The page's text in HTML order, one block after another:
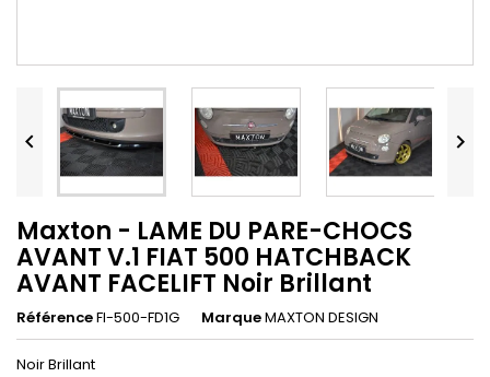
 
Maxton - LAME DU PARE-CHOCS
AVANT V.1 FIAT 500 HATCHBACK
AVANT FACELIFT Noir Brillant
RéférenceFI-500-FD1G MarqueMAXTON DESIGN
Noir Brillant